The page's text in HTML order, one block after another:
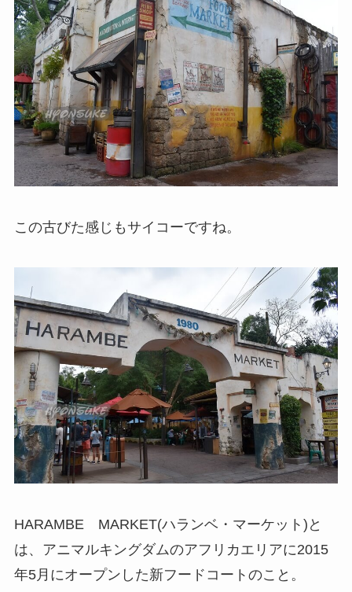
この古びた感じもサイコーですね。
HARAMBE MARKET(ハランベ・マーケット)と
は、アニマルキングダムのアフリカエリアに2015
年5月にオープンした新フードコートのこと。